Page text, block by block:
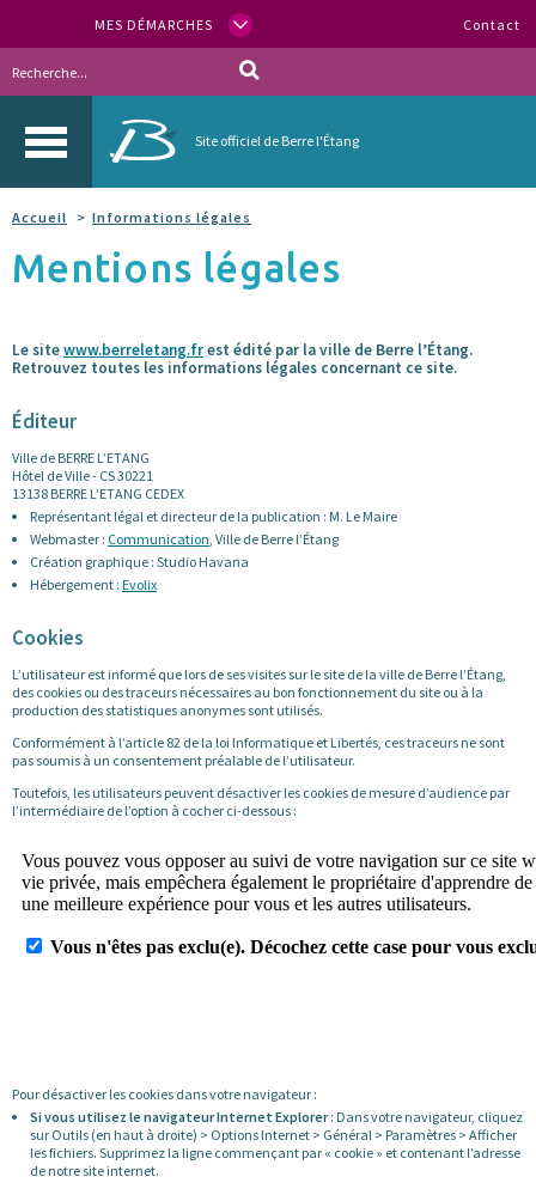
MES DÉMARCHES Contact
Site officiel de Berre l'Étang
Accueil Informations légales
Mentions légales
Le sitewww.berreletang.frest édité par la ville de Berre l’Étang.
Retrouvez toutes les informations légales concernant ce site.
Éditeur
Ville de BERRE L’ETANG
Hôtel de Ville - CS 30221
13138 BERRE L’ETANG CEDEX
Représentant légal et directeur de la publication : M. Le Maire
Webmaster : Communication , Ville de Berre l’Étang
Création graphique : Studio Havana
Hébergement : Evolix
Cookies
L’utilisateur est informé que lors de ses visites sur le site de la ville de Berre l’Étang,
des cookies ou des traceurs nécessaires au bon fonctionnement du site ou à la
production des statistiques anonymes sont utilisés.
Conformément à l’article 82 de la loi Informatique et Libertés, ces traceurs ne sont
pas soumis à un consentement préalable de l’utilisateur.
Toutefois, les utilisateurs peuvent désactiver les cookies de mesure d’audience par
l’intermédiaire de l’option à cocher ci-dessous :
Pour désactiver les cookies dans votre navigateur :
Si vous utilisez le navigateur Internet Explorer: Dans votre navigateur, cliquez
sur Outils (en haut à droite) > Options Internet > Général > Paramètres > Afficher
les fichiers. Supprimez la ligne commençant par « cookie » et contenant l’adresse
de notre site internet.